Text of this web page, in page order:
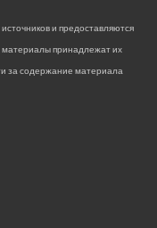
и предоставляются
материалы принадлежат их
за содержание материала